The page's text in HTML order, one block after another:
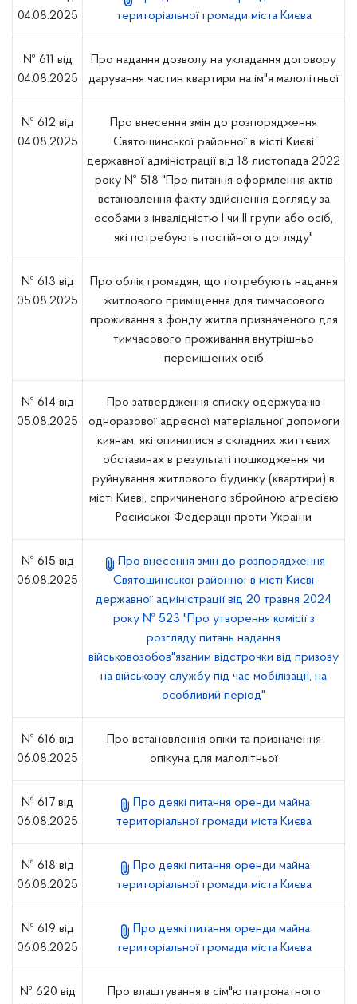
04.08.2025
територіальної громади міста Києва
№ 611 від
04.08.2025
Про надання дозволу на укладання договору
дарування частин квартири на ім"я малолітньої
№ 612 від
04.08.2025
Про внесення змін до розпорядження
Святошинської районної в місті Києві
державної адміністрації від 18 листопада 2022
року № 518 "Про питання оформлення актів
встановлення факту здійснення догляду за
особами з інвалідністю І чи ІІ групи або осіб,
які потребують постійного догляду"
№ 613 від
05.08.2025
Про облік громадян, що потребують надання
житлового приміщення для тимчасового
проживання з фонду житла призначеного для
тимчасового проживання внутрішньо
переміщених осіб
№ 614 від
05.08.2025
Про затвердження списку одержувачів
одноразової адресної матеріальної допомоги
киянам, які опинилися в складних життєвих
обставинах в результаті пошкодження чи
руйнування житлового будинку (квартири) в
місті Києві, спричиненого збройною агресією
Російської Федерації проти України
№ 615 від
06.08.2025
Про внесення змін до розпорядження
Святошинської районної в місті Києві
державної адміністрації від 20 травня 2024
року № 523 "Про утворення комісії з
розгляду питань надання
військовозобов"язаним відстрочки від призову
на військову службу під час мобілізації, на
особливий період"
№ 616 від
06.08.2025
Про встановлення опіки та призначення
опікуна для малолітньої
№ 617 від
06.08.2025
Про деякі питання оренди майна
територіальної громади міста Києва
№ 618 від
06.08.2025
Про деякі питання оренди майна
територіальної громади міста Києва
№ 619 від
06.08.2025
Про деякі питання оренди майна
територіальної громади міста Києва
№ 620 від
Про влаштування в сім"ю патронатного